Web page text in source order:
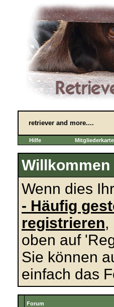
retriever and more....
Hilfe Mitgliederkarte
Willkommen
Wenn dies
- Häufig
registrieren,
oben auf
Sie können
einfach das
Forum